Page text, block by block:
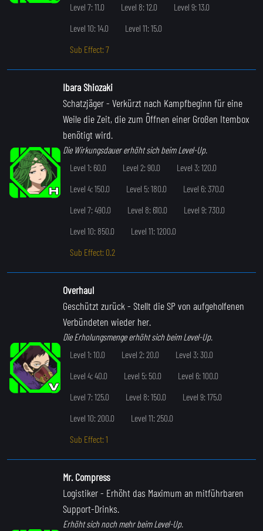
Level 7: 11.0
Level 8: 12.0
Level 9: 13.0
Level 10: 14.0
Level 11: 15.0
Sub Effect: 7
Ibara Shiozaki
Schatzjäger- Verkürzt nach Kampfbeginn für eine
Weile die Zeit, die zum Öffnen einer Großen Itembox
benötigt wird.
Die Wirkungsdauer erhöht sich beim Level-Up.
Level 1: 60.0
Level 2: 90.0
Level 3: 120.0
Level 4: 150.0
Level 5: 180.0
Level 6: 370.0
Level 7: 490.0
Level 8: 610.0
Level 9: 730.0
Level 10: 850.0
Level 11: 1200.0
Sub Effect: 0.2
Overhaul
Geschützt zurück - Stellt die SP von aufgeholfenen
Verbündeten wieder her.
Die Erholungsmenge erhöht sich beim Level-Up.
Level 1: 10.0
Level 2: 20.0
Level 3: 30.0
Level 4: 40.0
Level 5: 50.0
Level 6: 100.0
Level 7: 125.0
Level 8: 150.0
Level 9: 175.0
Level 10: 200.0
Level 11: 250.0
Sub Effect: 1
Mr. Compress
Logistiker- Erhöht das Maximum an mitführbaren
Support-Drinks.
Erhöht sich noch mehr beim Level-Up.